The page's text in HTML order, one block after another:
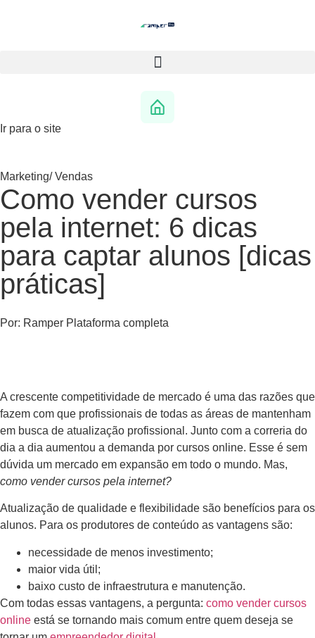
Ir para o site
Marketing/Vendas
Como vender cursos
pela internet: 6 dicas
para captar alunos [dicas
práticas]
Por: Ramper Plataforma completa
A crescente competitividade de mercado é uma das razões que
fazem com que profissionais de todas as áreas de mantenham
em busca de atualização profissional. Junto com a correria do
dia a dia aumentou a demanda por cursos online. Esse é sem
dúvida um mercado em expansão em todo o mundo. Mas,
como vender cursos pela internet?
Atualização de qualidade e flexibilidade são benefícios para os
alunos. Para os produtores de conteúdo as vantagens são:
necessidade de menos investimento;
maior vida útil;
baixo custo de infraestrutura e manutenção.
Com todas essas vantagens, a pergunta: como vender cursos
online está se tornando mais comum entre quem deseja se